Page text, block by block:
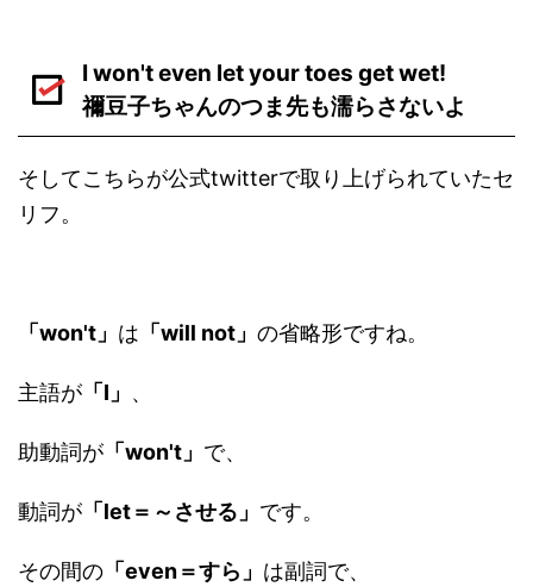
I won't even let your toes get wet!
禰豆子ちゃんのつま先も濡らさないよ
そしてこちらが公式twitterで取り上げられていたセ
リフ。
「won't」 は 「will not」 の省略形ですね。
主語が 「I」 、
助動詞が 「won't」 で、
動詞が 「let＝～させる」 です。
その間の 「even＝すら」 は副詞で、